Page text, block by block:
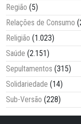
Região (5)
Relações de Consumo
Religião (1.023)
Saúde (2.151)
Sepultamentos (315)
Solidariedade (14)
Sub-Versão (228)